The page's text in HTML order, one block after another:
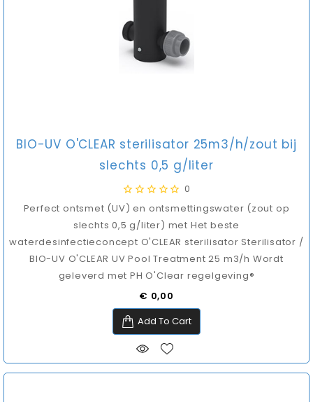
BIO-UV O'CLEAR sterilisator 25m3/h/zout bij
slechts 0,5 g/liter
0
Perfect ontsmet (UV) en ontsmettingswater (zout op
slechts 0,5 g/liter) met Het beste
waterdesinfectieconcept O'CLEAR sterilisator Sterilisator /
BIO-UV O'CLEAR UV Pool Treatment 25 m3/h Wordt
geleverd met PH O'Clear regelgeving®
Prijs
€ 0,00
Add To Cart